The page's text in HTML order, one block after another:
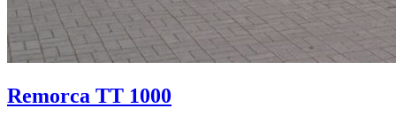
Remorca TT 1000